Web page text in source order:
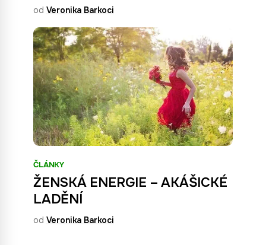
od Veronika Barkoci
ČLÁNKY
ŽENSKÁ ENERGIE – AKÁŠICKÉ
LADĚNÍ
od Veronika Barkoci